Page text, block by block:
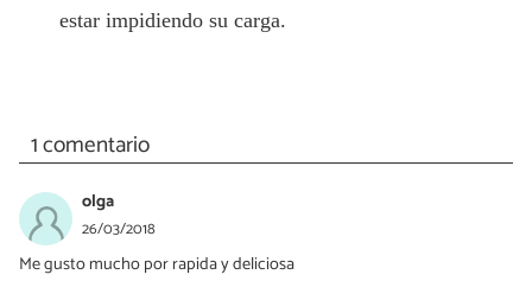
estar impidiendo su carga.
1 comentario
olga
26/03/2018
Me gusto mucho por rapida y deliciosa